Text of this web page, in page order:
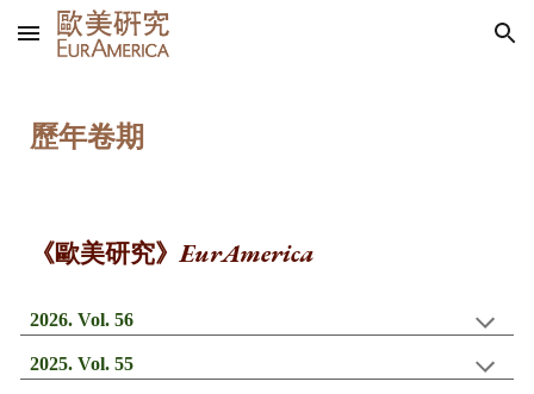
Skip to main content Skip to navigation
歷年卷期
《歐美研究》EurAmerica
2026. Vol. 56
2025. Vol. 55